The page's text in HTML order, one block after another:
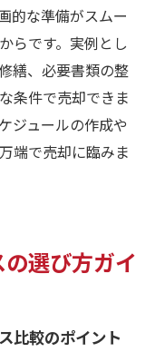
的な準備がスムー
らです。実例とし
繕、必要書類の整
条件で売却できま
ジュールの作成や
端で売却に臨みま
選び方ガイ
比較のポイント